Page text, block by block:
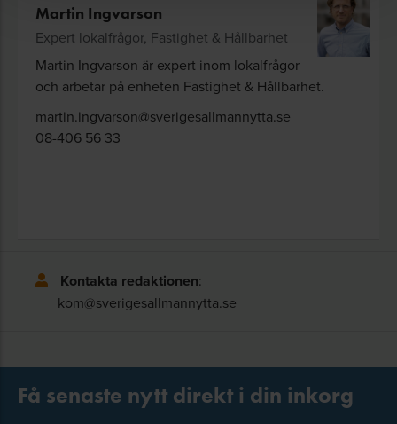
Martin Ingvarson
Expert lokalfrågor, Fastighet & Hållbarhet
Martin Ingvarson är expert inom lokalfrågor
och arbetar på enheten Fastighet & Hållbarhet.
martin.ingvarson@sverigesallmannytta.se
08-406 56 33
Kontakta redaktionen:
kom@sverigesallmannytta.se
Få senaste nytt direkt i din inkorg